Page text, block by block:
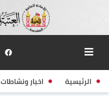
الرئيسية اخبار ونشاطات